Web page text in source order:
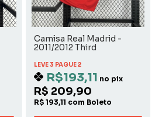
Camisa Real Madrid -
2011/2012 Third
LEVE 3 PAGUE 2
R$193,11 no pix
R$ 209,90
R$ 193,11 com Boleto